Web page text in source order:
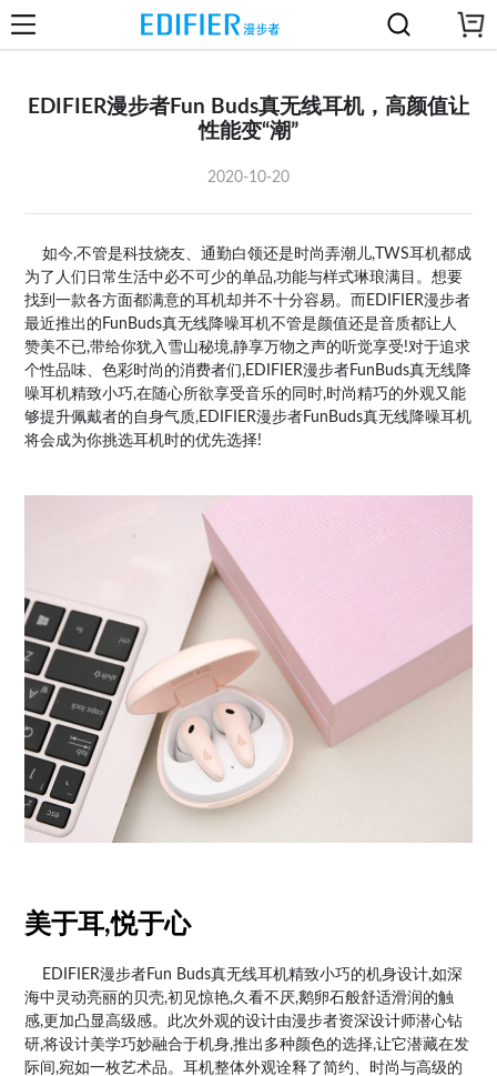
EDIFIER漫步者Fun Buds真无线耳机，高颜值让
性能变“潮”
2020-10-20
如今,不管是科技烧友、通勤白领还是时尚弄潮儿,TWS耳机都成
为了人们日常生活中必不可少的单品,功能与样式琳琅满目。想要
找到一款各方面都满意的耳机却并不十分容易。而EDIFIER漫步者
最近推出的FunBuds真无线降噪耳机不管是颜值还是音质都让人
赞美不已,带给你犹入雪山秘境,静享万物之声的听觉享受!对于追求
个性品味、色彩时尚的消费者们,EDIFIER漫步者FunBuds真无线降
噪耳机精致小巧,在随心所欲享受音乐的同时,时尚精巧的外观又能
够提升佩戴者的自身气质,EDIFIER漫步者FunBuds真无线降噪耳机
将会成为你挑选耳机时的优先选择!
美于耳,悦于心
EDIFIER漫步者Fun Buds真无线耳机精致小巧的机身设计,如深
海中灵动亮丽的贝壳,初见惊艳,久看不厌,鹅卵石般舒适滑润的触
感,更加凸显高级感。此次外观的设计由漫步者资深设计师潜心钻
研,将设计美学巧妙融合于机身,推出多种颜色的选择,让它潜藏在发
际间,宛如一枚艺术品。耳机整体外观诠释了简约、时尚与高级的